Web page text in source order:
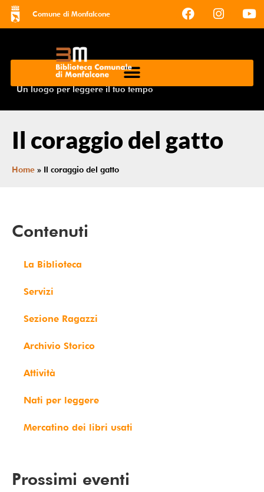
Comune di Monfalcone
Un luogo per leggere il tuo tempo
Il coraggio del gatto
Home » Il coraggio del gatto
Contenuti
La Biblioteca
Servizi
Sezione Ragazzi
Archivio Storico
Attività
Nati per leggere
Mercatino dei libri usati
Prossimi eventi